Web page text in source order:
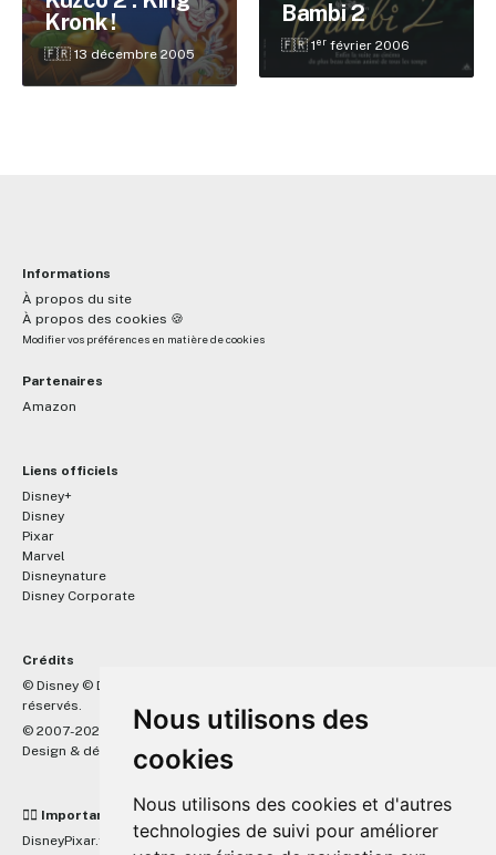
Nous utilisons des
cookies
Nous utilisons des cookies et d'autres
technologies de suivi pour améliorer
Kronk !
🇫🇷 13 décembre 2005
Bambi 2
🇫🇷 1er février 2006
Informations
À propos du site
À propos des cookies 🍪
Modifier vos préférences en matière de cookies
Partenaires
Amazon
Liens officiels
Disney+
Disney
Pixar
Marvel
Disneynature
Disney Corporate
Crédits
© Disney © Disney/Pixar © &
réservés.
© 2007-2026 DisneyPixar.fr
Design & développement :MonsieurPaul
☝🏼 Important
DisneyPixar.fr est un site indépendant et n'est en aucun cas lié de